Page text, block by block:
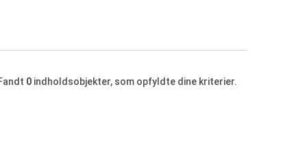
0 indholdsobjekter, som opfyldte dine kriterier.